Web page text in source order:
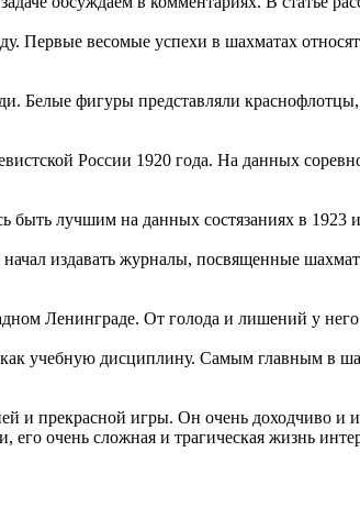
Первые весомые успехи в шахматах
Белые фигуры представляли
России 1920 года. На данных
лучшим на данных состязаниях в 1923 и
издавать журналы, посвященные
Ленинграде. От голода и лишений у
учебную дисциплину. Самым главным в
и прекрасной игры. Он очень доходчиво и
очень сложная и трагическая жизнь